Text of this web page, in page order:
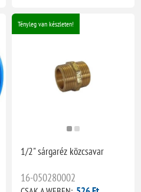
Tényleg van készleten!
1/2" sárgaréz közcsavar
16-050280002